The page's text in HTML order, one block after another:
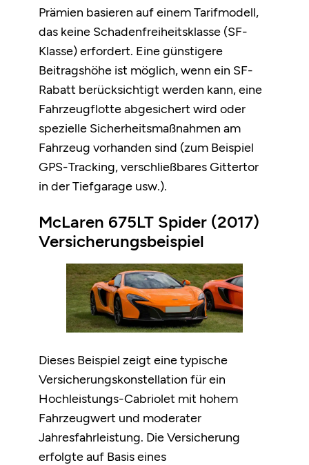
Prämien basieren auf einem Tarifmodell,
das keine Schadenfreiheitsklasse (SF-
Klasse) erfordert. Eine günstigere
Beitragshöhe ist möglich, wenn ein SF-
Rabatt berücksichtigt werden kann, eine
Fahrzeugflotte abgesichert wird oder
spezielle Sicherheitsmaßnahmen am
Fahrzeug vorhanden sind (zum Beispiel
GPS-Tracking, verschließbares Gittertor
in der Tiefgarage usw.).
McLaren 675LT Spider (2017)
Versicherungsbeispiel
Dieses Beispiel zeigt eine typische
Versicherungskonstellation für ein
Hochleistungs-Cabriolet mit hohem
Fahrzeugwert und moderater
Jahresfahrleistung. Die Versicherung
erfolgte auf Basis eines